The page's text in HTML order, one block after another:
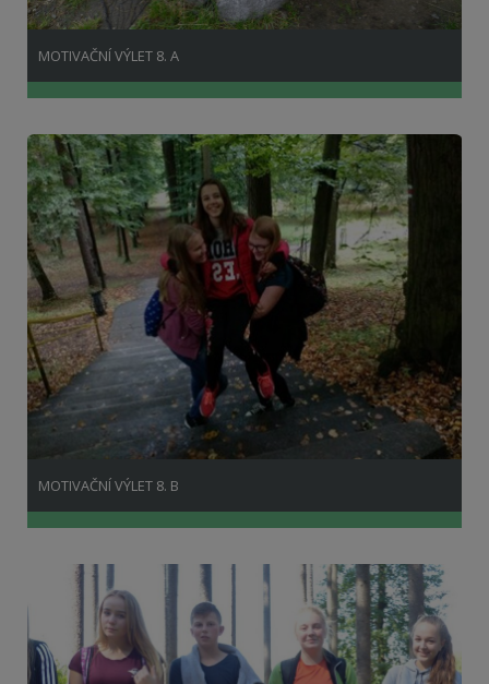
MOTIVAČNÍ VÝLET 8. A
MOTIVAČNÍ VÝLET 8. B